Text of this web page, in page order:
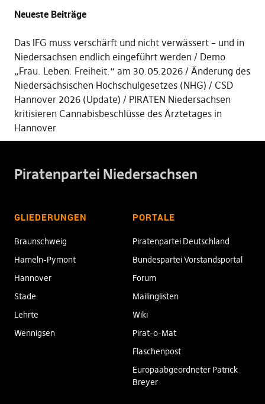
Neueste Beiträge
Das IFG muss verschärft und nicht verwässert – und in
Niedersachsen endlich eingeführt werden
Demo
„Frau. Leben. Freiheit.“ am 30.05.2026
Änderung des
Niedersächsischen Hochschulgesetzes (NHG)
CSD
Hannover 2026 (Update)
PIRATEN Niedersachsen
kritisieren Cannabisbeschlüsse des Ärztetages in
Hannover
Piratenpartei Niedersachsen
GLIEDERUNGEN
Braunschweig
Hameln-Pymont
Hannover
Stade
Lehrte
Wennigsen
PORTALE
Piratenpartei Deutschland
Bundespartei Vorstandsportal
Forum
Mailinglisten
Wiki
Pirat-o-Mat
Flaschenpost
Europaabgeordneter Patrick
Breyer